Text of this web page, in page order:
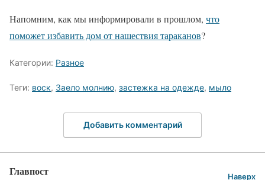
Напомним, как мы информировали в прошлом, что
поможет избавить дом от нашествия тараканов?
Категории: Разное
Теги: воск, Заело молнию, застежка на одежде, мыло
Добавить комментарий
Главпост Наверх